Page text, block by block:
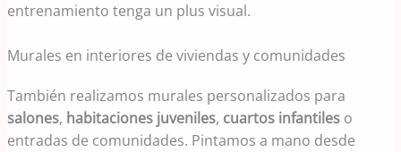
entrenamiento tenga un plus visual.
Murales en interiores de viviendas y comunidades
También realizamos murales personalizados para
salones, habitaciones juveniles, cuartos infantiles o
entradas de comunidades. Pintamos a mano desde